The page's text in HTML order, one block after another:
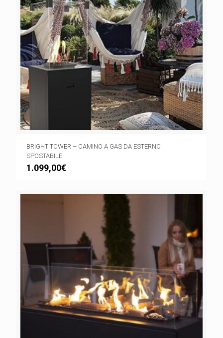
BRIGHT TOWER – CAMINO A GAS DA ESTERNO
SPOSTABILE
1.099,00€